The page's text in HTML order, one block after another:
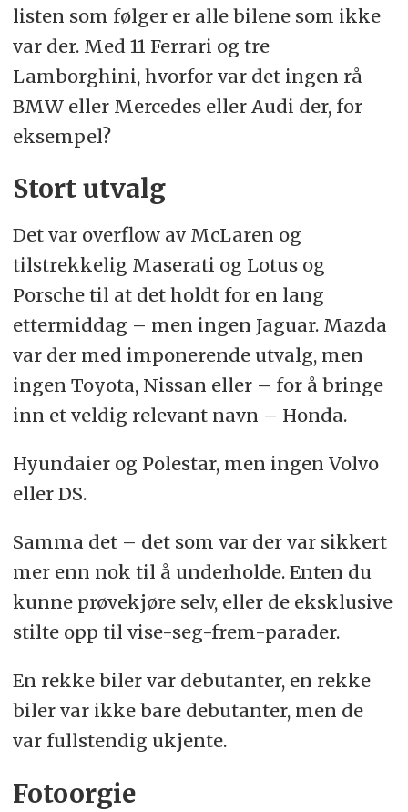
listen som følger er alle bilene som ikke
var der. Med 11 Ferrari og tre
Lamborghini, hvorfor var det ingen rå
BMW eller Mercedes eller Audi der, for
eksempel?
Stort utvalg
Det var overflow av McLaren og
tilstrekkelig Maserati og Lotus og
Porsche til at det holdt for en lang
ettermiddag – men ingen Jaguar. Mazda
var der med imponerende utvalg, men
ingen Toyota, Nissan eller – for å bringe
inn et veldig relevant navn – Honda.
Hyundaier og Polestar, men ingen Volvo
eller DS.
Samma det – det som var der var sikkert
mer enn nok til å underholde. Enten du
kunne prøvekjøre selv, eller de eksklusive
stilte opp til vise-seg-frem-parader.
En rekke biler var debutanter, en rekke
biler var ikke bare debutanter, men de
var fullstendig ukjente.
Fotoorgie